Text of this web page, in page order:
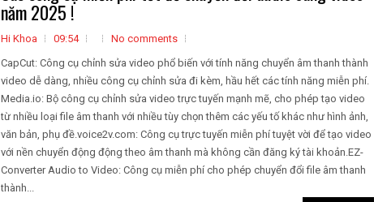
năm 2025 !
Hi Khoa 09:54
No comments
CapCut: Công cụ chỉnh sửa video phổ biến với tính năng chuyển âm thanh thành
video dễ dàng, nhiều công cụ chỉnh sửa đi kèm, hầu hết các tính năng miễn phí.​
Media.io: Bộ công cụ chỉnh sửa video trực tuyến mạnh mẽ, cho phép tạo video
từ nhiều loại file âm thanh với nhiều tùy chọn thêm các yếu tố khác như hình ảnh,
văn bản, phụ đề.​voice2v.com: Công cụ trực tuyến miễn phí tuyệt vời để tạo video
với nền chuyển động động theo âm thanh mà không cần đăng ký tài khoản.​EZ-
Converter Audio to Video: Công cụ miễn phí cho phép chuyển đổi file âm thanh
thành...